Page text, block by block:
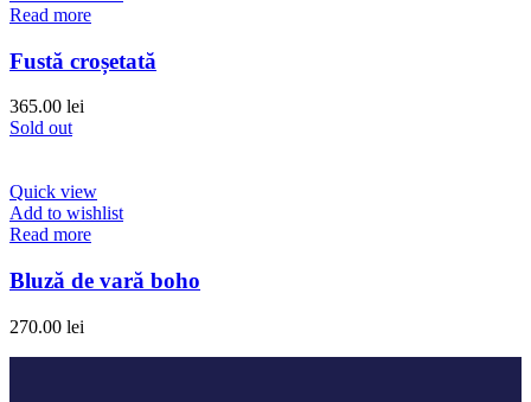
Read more
Fustă croșetată
365.00 lei
Sold out
Quick view
Add to wishlist
Read more
Bluză de vară boho
270.00 lei